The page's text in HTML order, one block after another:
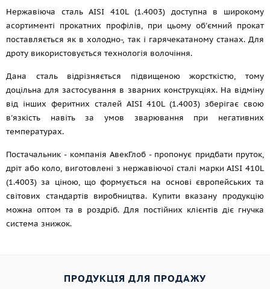
Нержавіюча сталь AISI 410L (1.4003) доступна в широкому
асортименті прокатних профілів, при цьому об'ємний прокат
поставляється як в холодно-, так і гарячекатаному станах. Для
дроту використовується технологія волочіння.
Дана сталь відрізняється підвищеною жорсткістю, тому
доцільна для застосування в зварних конструкціях. На відміну
від інших феритних сталей AISI 410L (1.4003) зберігає свою
в'язкість навіть за умов зварювання при негативних
температурах.
Постачальник - компанія АвекГлоб - пропонує придбати пруток,
дріт або коло, виготовлені з нержавіючої сталі марки AISI 410L
(1.4003) за ціною, що формується на основі європейських та
світових стандартів виробництва. Купити вказану продукцію
можна оптом та в роздріб. Для постійних клієнтів діє гнучка
система знижок.
ПРОДУКЦІЯ ДЛЯ ПРОДАЖУ